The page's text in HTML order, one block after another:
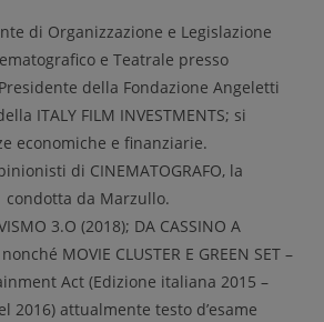
di Organizzazione e Legislazione
e Teatrale presso
della Fondazione Angeletti
ITALY FILM INVESTMENTS; si
economiche e finanziarie.
di CINEMATOGRAFO, la
condotta da Marzullo.
3.O (2018); DA CASSINO A
MOVIE CLUSTER E GREEN SET –
Act (Edizione italiana 2015 –
2016) attualmente testo d’esame